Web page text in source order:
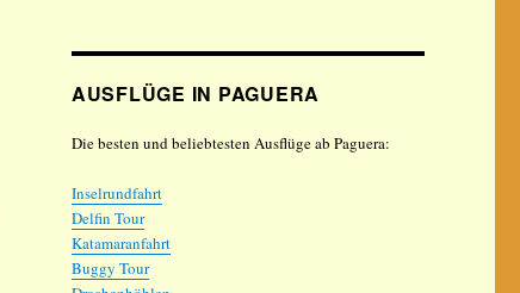
AUSFLÜGE IN PAGUERA
Die besten und beliebtesten Ausflüge ab Paguera:
Inselrundfahrt
Delfin Tour
Katamaranfahrt
Buggy Tour